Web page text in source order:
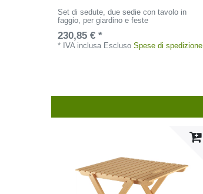
Set di sedute, due sedie con tavolo in
faggio, per giardino e feste
230,85 € *
* IVA inclusaEsclusoSpese di spedizione